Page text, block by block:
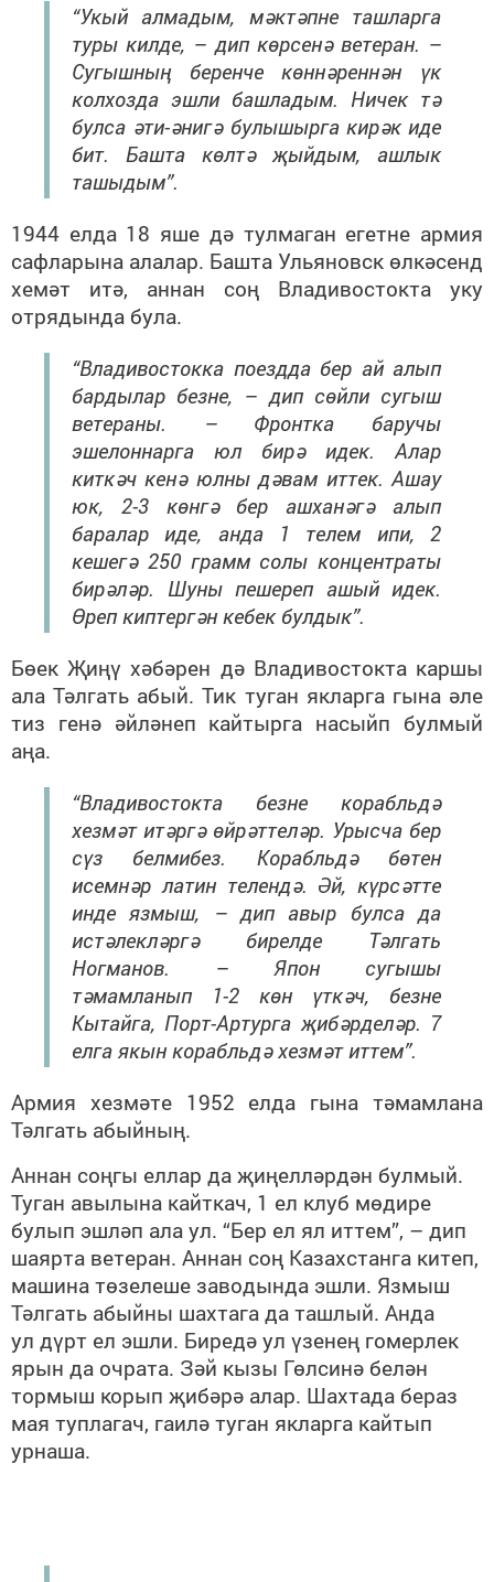
“Укый алмадым, мәктәпне ташларга
туры килде, – дип көрсенә ветеран. –
Сугышның беренче көннәреннән үк
колхозда эшли башладым. Ничек тә
булса әти-әнигә булышырга кирәк иде
бит. Башта көлтә җыйдым, ашлык
ташыдым”.
1944 елда 18 яше дә тулмаган егетне армия
сафларына алалар. Башта Ульяновск өлкәсенд
хемәт итә, аннан соң Владивостокта уку
отрядында була.
“Владивостокка поездда бер ай алып
бардылар безне, – дип сөйли сугыш
ветераны. – Фронтка баручы
эшелоннарга юл бирә идек. Алар
киткәч кенә юлны дәвам иттек. Ашау
юк, 2-3 көнгә бер ашханәгә алып
баралар иде, анда 1 телем ипи, 2
кешегә 250 грамм солы концентраты
бирәләр. Шуны пешереп ашый идек.
Өреп киптергән кебек булдык”.
Бөек Җиңү хәбәрен дә Владивостокта каршы
ала Тәлгать абый. Тик туган якларга гына әле
тиз генә әйләнеп кайтырга насыйп булмый
аңа.
“Владивостокта безне корабльдә
хезмәт итәргә өйрәттеләр. Урысча бер
сүз белмибез. Корабльдә бөтен
исемнәр латин телендә. Әй, күрсәтте
инде язмыш, – дип авыр булса да
истәлекләргә бирелде Тәлгать
Ногманов. – Япон сугышы
тәмамланып 1-2 көн үткәч, безне
Кытайга, Порт-Артурга җибәрделәр. 7
елга якын корабльдә хезмәт иттем”.
Армия хезмәте 1952 елда гына тәмамлана
Тәлгать абыйның.
Аннан соңгы еллар да җиңелләрдән булмый.
Туган авылына кайткач, 1 ел клуб мөдире
булып эшләп ала ул. “Бер ел ял иттем”, – дип
шаярта ветеран. Аннан соң Казахстанга китеп,
машина төзелеше заводында эшли. Язмыш
Тәлгать абыйны шахтага да ташлый. Анда
ул дүрт ел эшли. Биредә ул үзенең гомерлек
ярын да очрата. Зәй кызы Гөлсинә белән
тормыш корып җибәрә алар. Шахтада бераз
мая туплагач, гаилә туган якларга кайтып
урнаша.